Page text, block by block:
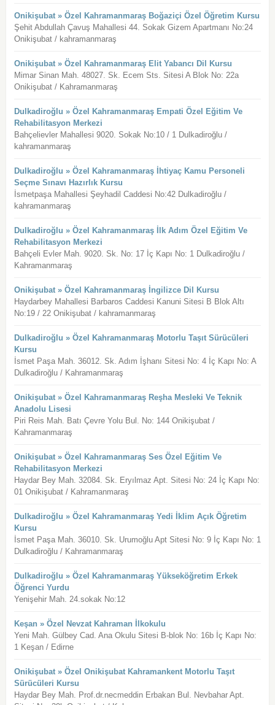
Onikişubat » Özel Kahramanmaraş Boğaziçi Özel Öğretim Kursu
Şehit Abdullah Çavuş Mahallesi 44. Sokak Gizem Apartmanı No:24
Onikişubat / kahramanmaraş
Onikişubat » Özel Kahramanmaraş Elit Yabancı Dil Kursu
Mimar Sinan Mah. 48027. Sk. Ecem Sts. Sitesi A Blok No: 22a
Onikişubat / Kahramanmaraş
Dulkadiroğlu » Özel Kahramanmaraş Empati Özel Eğitim Ve
Rehabilitasyon Merkezi
Bahçelievler Mahallesi 9020. Sokak No:10 / 1 Dulkadiroğlu /
kahramanmaraş
Dulkadiroğlu » Özel Kahramanmaraş İhtiyaç Kamu Personeli
Seçme Sınavı Hazırlık Kursu
İsmetpaşa Mahallesi Şeyhadil Caddesi No:42 Dulkadiroğlu /
kahramanmaraş
Dulkadiroğlu » Özel Kahramanmaraş İlk Adım Özel Eğitim Ve
Rehabilitasyon Merkezi
Bahçeli Evler Mah. 9020. Sk. No: 17 İç Kapı No: 1 Dulkadiroğlu /
Kahramanmaraş
Onikişubat » Özel Kahramanmaraş İngilizce Dil Kursu
Haydarbey Mahallesi Barbaros Caddesi Kanuni Sitesi B Blok Altı
No:19 / 22 Onikişubat / kahramanmaraş
Dulkadiroğlu » Özel Kahramanmaraş Motorlu Taşıt Sürücüleri
Kursu
İsmet Paşa Mah. 36012. Sk. Adım İşhanı Sitesi No: 4 İç Kapı No: A
Dulkadiroğlu / Kahramanmaraş
Onikişubat » Özel Kahramanmaraş Reşha Mesleki Ve Teknik
Anadolu Lisesi
Piri Reis Mah. Batı Çevre Yolu Bul. No: 144 Onikişubat /
Kahramanmaraş
Onikişubat » Özel Kahramanmaraş Ses Özel Eğitim Ve
Rehabilitasyon Merkezi
Haydar Bey Mah. 32084. Sk. Eryılmaz Apt. Sitesi No: 24 İç Kapı No:
01 Onikişubat / Kahramanmaraş
Dulkadiroğlu » Özel Kahramanmaraş Yedi İklim Açık Öğretim
Kursu
İsmet Paşa Mah. 36010. Sk. Urumoğlu Apt Sitesi No: 9 İç Kapı No: 1
Dulkadiroğlu / Kahramanmaraş
Dulkadiroğlu » Özel Kahramanmaraş Yükseköğretim Erkek
Öğrenci Yurdu
Yenişehir Mah. 24.sokak No:12
Keşan » Özel Nevzat Kahraman İlkokulu
Yeni Mah. Gülbey Cad. Ana Okulu Sitesi B-blok No: 16b İç Kapı No:
1 Keşan / Edirne
Onikişubat » Özel Onikişubat Kahramankent Motorlu Taşıt
Sürücüleri Kursu
Haydar Bey Mah. Prof.dr.necmeddin Erbakan Bul. Nevbahar Apt.